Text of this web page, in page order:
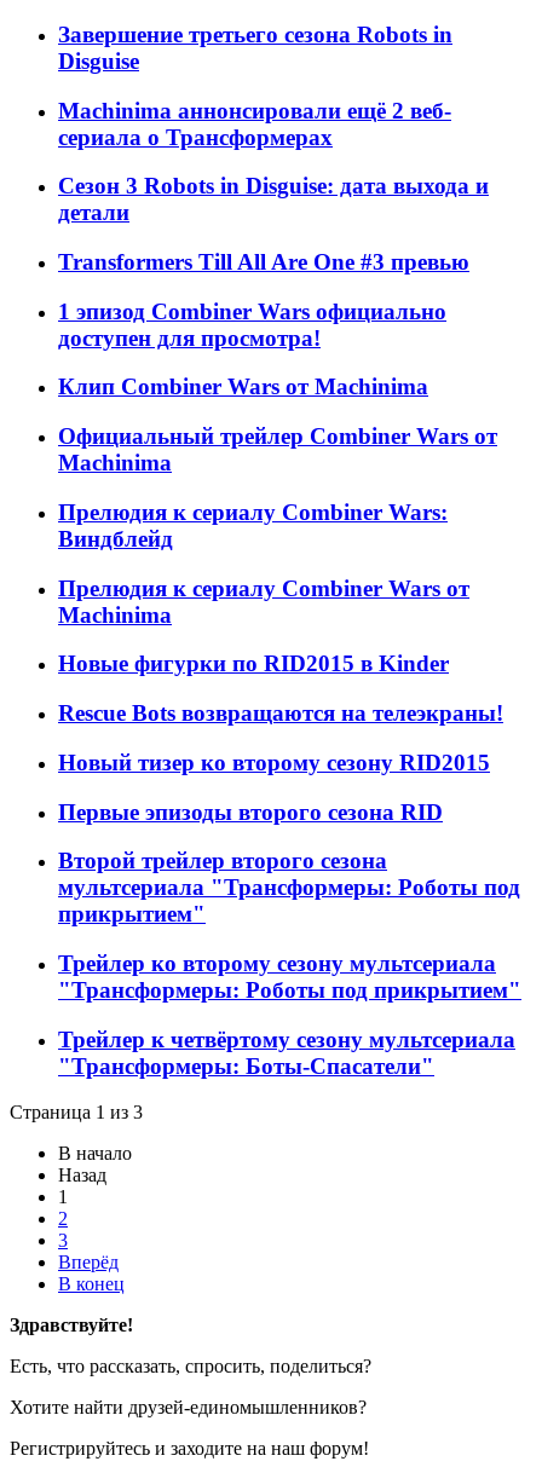
Завершение третьего сезона Robots in
Disguise
Machinima аннонсировали ещё 2 веб-
сериала о Трансформерах
Сезон 3 Robots in Disguise: дата выхода и
детали
Transformers Till All Are One #3 превью
1 эпизод Combiner Wars официально
доступен для просмотра!
Клип Combiner Wars от Machinima
Официальный трейлер Combiner Wars от
Machinima
Прелюдия к сериалу Combiner Wars:
Виндблейд
Прелюдия к сериалу Combiner Wars от
Machinima
Новые фигурки по RID2015 в Kinder
Rescue Bots возвращаются на телеэкраны!
Новый тизер ко второму сезону RID2015
Первые эпизоды второго сезона RID
Второй трейлер второго сезона
мультсериала "Трансформеры: Роботы под
прикрытием"
Трейлер ко второму сезону мультсериала
"Трансформеры: Роботы под прикрытием"
Трейлер к четвёртому сезону мультсериала
"Трансформеры: Боты-Спасатели"
Страница 1 из 3
В начало
Назад
1
2
3
Вперёд
В конец
Здравствуйте!
Есть, что рассказать, спросить, поделиться?
Хотите найти друзей-единомышленников?
Регистрируйтесь и заходите на наш форум!